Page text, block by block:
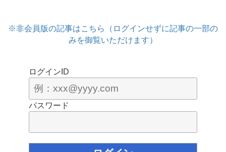
※非会員版の記事はこちら（ログインせずに記事の一部の
みを御覧いただけます）
ログインID
パスワード